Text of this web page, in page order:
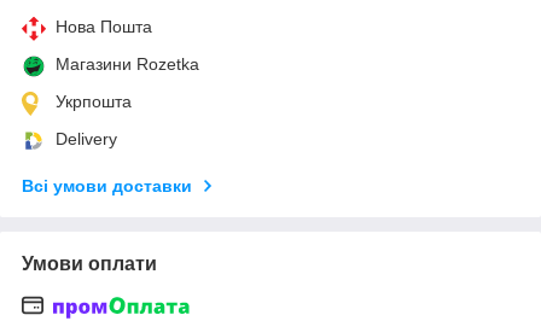
Нова Пошта
Магазини Rozetka
Укрпошта
Delivery
Всі умови доставки
Умови оплати